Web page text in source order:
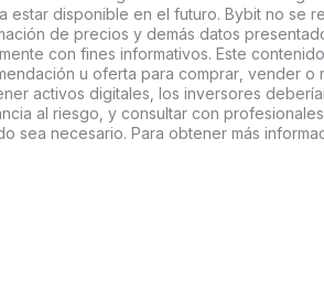
estar disponible en el futuro. Bybit no se
de precios y demás datos
con fines informativos. Este
u oferta para comprar, vender o
activos digitales, los inversores
al riesgo, y consultar con
sea necesario. Para obtener más